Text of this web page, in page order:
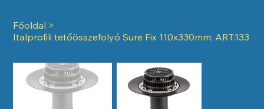
Főoldal >
Italprofili tetőösszefolyó Sure Fix 110x330mm; ART.133